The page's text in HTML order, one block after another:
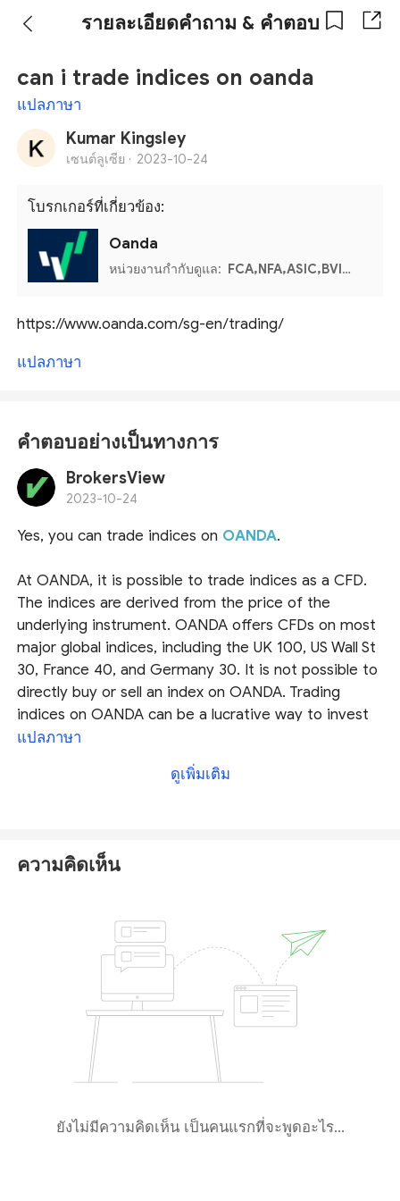
รายละเอียดคำถาม & คำตอบ
can i trade indices on oanda
แปลภาษา
Kumar Kingsley
เซนต์ลูเซีย · 2023-10-24
โบรกเกอร์ที่เกี่ยวข้อง:
Oanda
หน่วยงานกำกับดูแล: FCA,NFA,ASIC,BVI FSC,IIROC,MFSA
https://www.oanda.com/sg-en/trading/
แปลภาษา
คำตอบอย่างเป็นทางการ
BrokersView
2023-10-24
Yes, you can trade indices on OANDA.
At OANDA, it is possible to trade indices as a CFD.
The indices are derived from the price of the
underlying instrument. OANDA offers CFDs on most
major global indices, including the UK 100, US Wall St
30, France 40, and Germany 30. It is not possible to
directly buy or sell an index on OANDA. Trading
indices on OANDA can be a lucrative way to invest
in the markets, but it is important to understand the
basics of trading indices and leverage the tools and
resources offered by OANDA. It is also important to
trading performance.
แปลภาษา
ดูเพิ่มเติม
ความคิดเห็น
ยังไม่มีความคิดเห็น เป็นคนแรกที่จะพูดอะไร...